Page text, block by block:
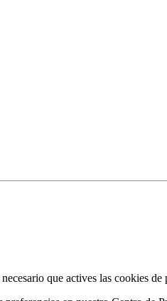
que actives las cookies